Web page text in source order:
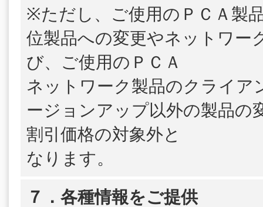
※ただし、ご使用のＰＣＡ製
位製品への変更やネットワー
び、ご使用のＰＣＡ
ネットワーク製品のクライア
ージョンアップ以外の製品の
割引価格の対象外と
なります。
７．各種情報をご提供